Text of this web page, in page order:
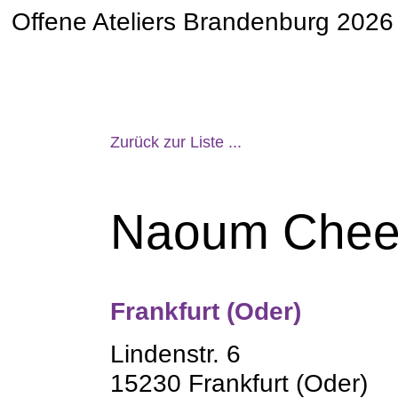
Offene Ateliers Brandenburg 2026
Zurück zur Liste ...
Naoum
Frankfurt (Oder)
Lindenstr. 6
15230 Frankfurt (Oder)